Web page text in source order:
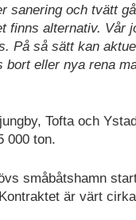
sanering och tvätt
finns alternativ. Vår
På så sätt kan
eller nya rena
Tofta och
000 ton.
småbåtshamn
är värt